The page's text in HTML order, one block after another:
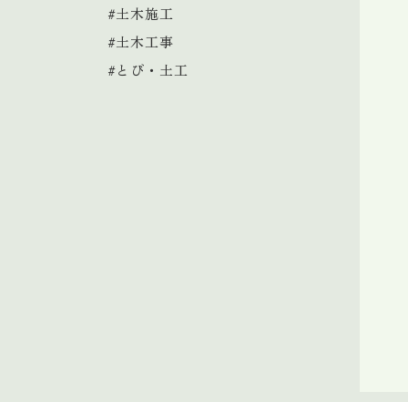
#土木施工
#土木工事
#とび・土工